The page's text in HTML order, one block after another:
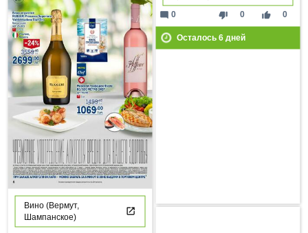
thumb_down 0 thumb_up 0
mode_comment 0
Осталось 6дней
Вино (Вермут,
Шампанское)